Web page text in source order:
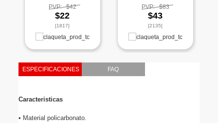
PVP: $42
$22
[1817]
PVP: $83
$43
[2135]
ESPECIFICACIONES FAQ
Caracteristicas
• Material policarbonato.